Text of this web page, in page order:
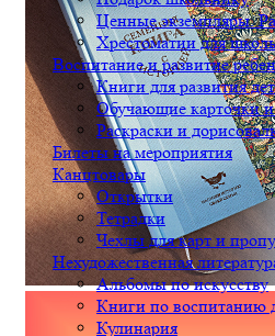
Ценные экземпляры.
Хрестоматии для
Воспитание и развитие
Книги для развития
Обучающие карточки
Раскраски и
Билеты на мероприятия
Канцтовары
Открытки
Тетрадки
Чехлы для карт и
Нехудожественная
Альбомы по искусству
Книги по воспитанию
Кулинария